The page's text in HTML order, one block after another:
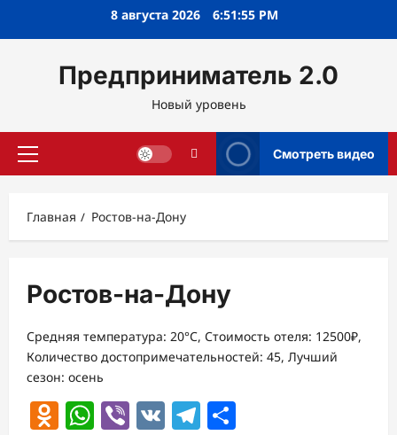
8 августа 2026 6:51:56 PM
Предприниматель 2.0
Новый уровень
Основное
Смотреть видео
Главная Ростов-на-Дону
Ростов-на-Дону
Средняя температура: 20°C, Стоимость отеля: 12500₽,
Количество достопримечательностей: 45, Лучший
сезон: осень
Odnoklassniki
WhatsApp
Viber
VK Telegram